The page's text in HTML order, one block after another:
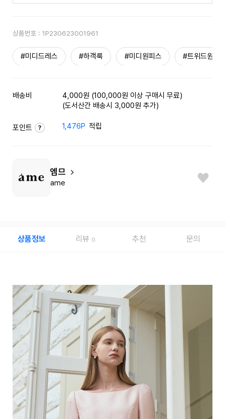
상품번호 : 1P230623001961
#미디드레스 #하객룩 #미디원피스 #트위드원피
배송비
4,000원 (100,000원 이상 구매시 무료)
(도서산간 배송시 3,000원 추가)
포인트 1,476P 적립
엠므
ame
상품정보 리뷰 0 추천 문의